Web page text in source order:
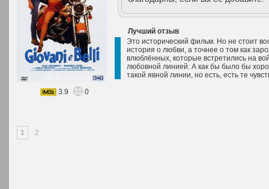
Лучший отзыв
Это исторический фильм. Но не стоит
история о любви, а точнее о том как
влюблённых, которые встретились на
любовной линией. А как бы было бы
такой явной линии, но есть, есть те
3.9
0
1 2